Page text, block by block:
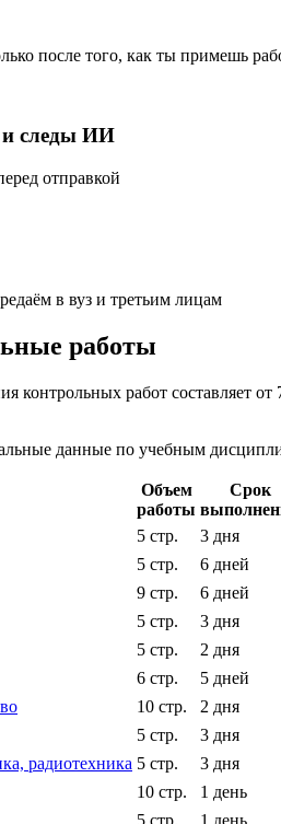
после того, как ты примешь
и следы ИИ
отправкой
в вуз и третьим лицам
работы
контрольных работ
данные по учебным
Объем
работы
Срок
5 стр. 3 дня
5 стр. 6 дней
9 стр. 6 дней
5 стр. 3 дня
5 стр. 2 дня
6 стр. 5 дней
10 стр. 2 дня
5 стр. 3 дня
радиотехника 5 стр. 3 дня
10 стр. 1 день
5 стр. 1 день